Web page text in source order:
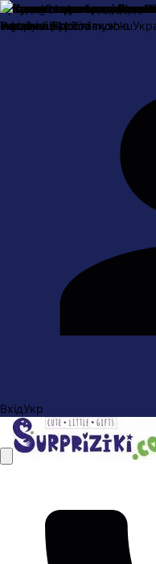
Про насОплата і доставка
інформація
ВхідУкр